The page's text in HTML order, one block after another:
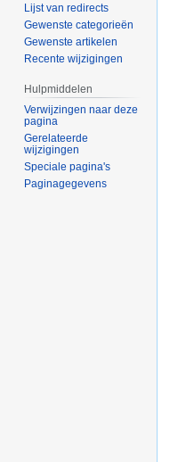
Lijst van redirects
Gewenste categorieën
Gewenste artikelen
Recente wijzigingen
Hulpmiddelen
Verwijzingen naar deze
pagina
Gerelateerde
wijzigingen
Speciale pagina's
Paginagegevens